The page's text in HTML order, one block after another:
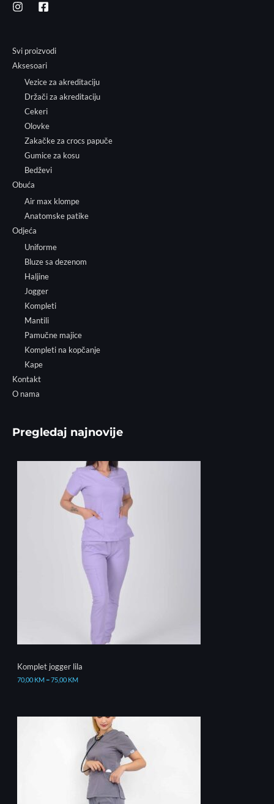
Svi proizvodi
Aksesoari
Vezice za akreditaciju
Držači za akreditaciju
Cekeri
Olovke
Zakačke za crocs papuče
Gumice za kosu
Bedževi
Obuća
Air max klompe
Anatomske patike
Odjeća
Uniforme
Bluze sa dezenom
Haljine
Jogger
Kompleti
Mantili
Pamučne majice
Kompleti na kopčanje
Kape
Kontakt
O nama
Pregledaj najnovije
Komplet jogger lila
70,00 KM–75,00 KM